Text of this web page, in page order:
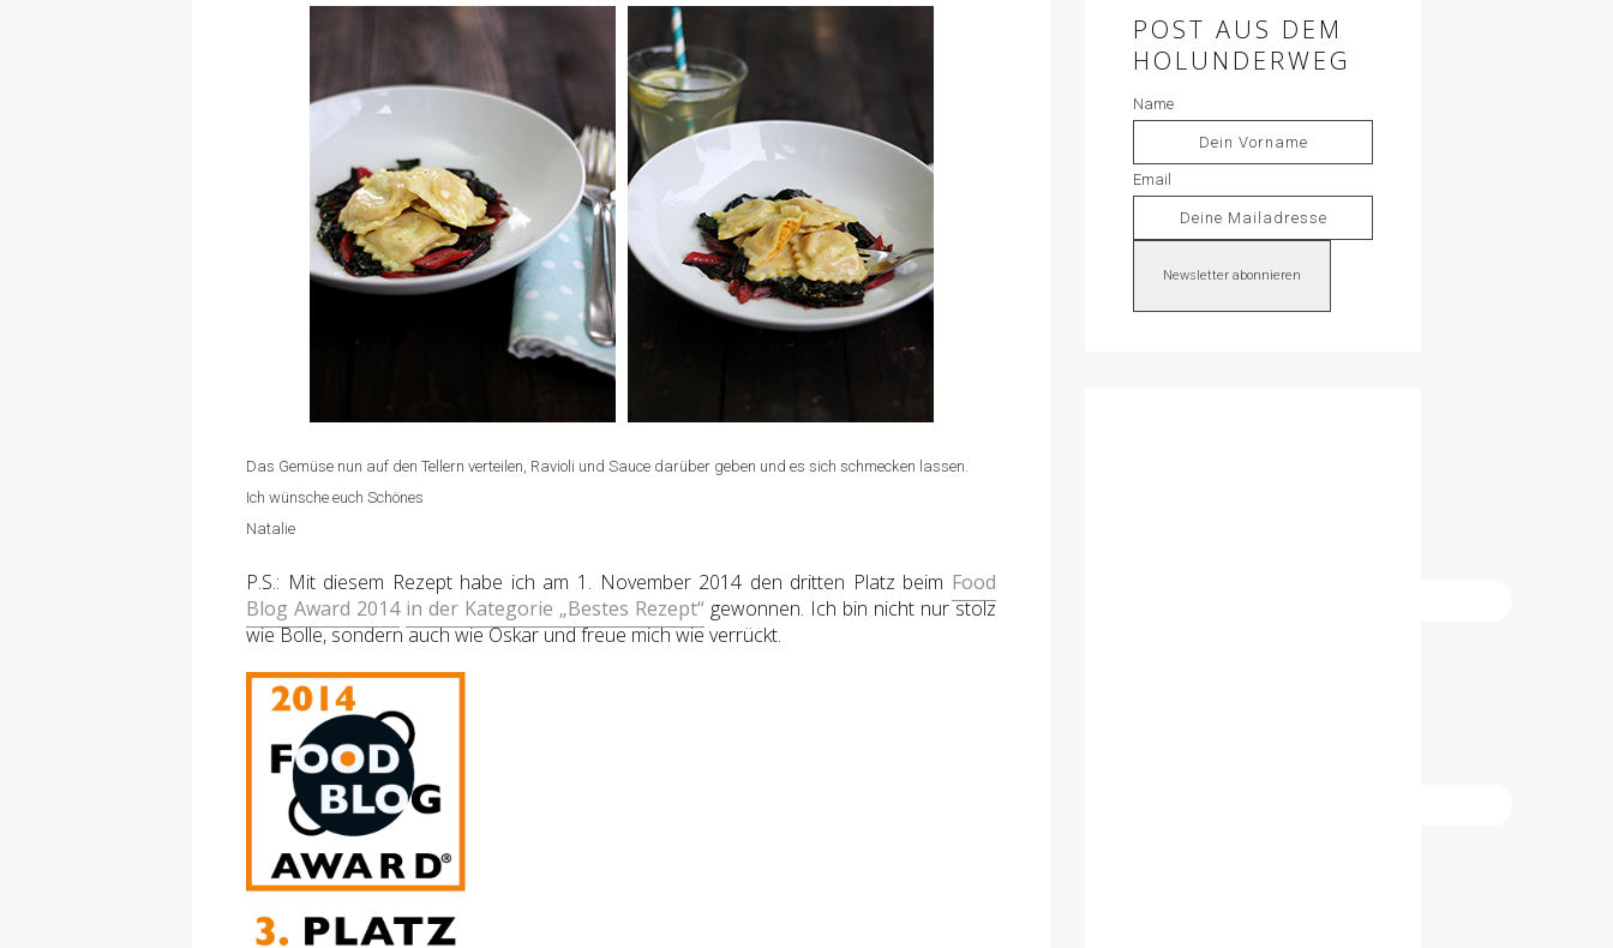
Das Gemüse nun auf den Tellern verteilen, Ravioli und Sauce darüber geben und es sich schmecken lassen.
Ich wünsche euch Schönes
Natalie
P.S.: Mit diesem Rezept habe ich am 1. November 2014 den dritten Platz beim Food
Blog Award 2014 in der Kategorie „Bestes Rezept“ gewonnen. Ich bin nicht nur stolz
wie Bolle, sondern auch wie Oskar und freue mich wie verrückt.
POST AUS DEM
HOLUNDERWEG
Name
Email
Newsletter abonnieren